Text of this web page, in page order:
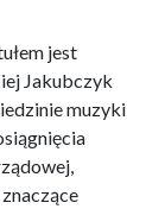
jest
Jakubczyk
muzyki